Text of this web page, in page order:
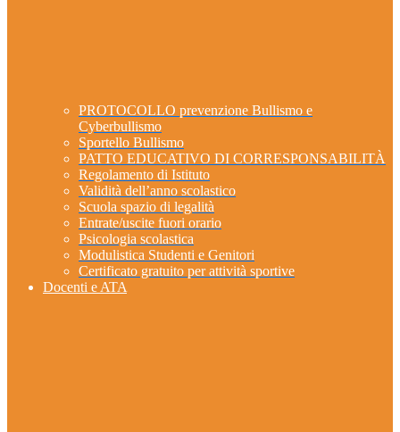
PROTOCOLLO prevenzione Bullismo e
Cyberbullismo
Sportello Bullismo
PATTO EDUCATIVO DI CORRESPONSABILITÀ
Regolamento di Istituto
Validità dell’anno scolastico
Scuola spazio di legalità
Entrate/uscite fuori orario
Psicologia scolastica
Modulistica Studenti e Genitori
Certificato gratuito per attività sportive
Docenti e ATA